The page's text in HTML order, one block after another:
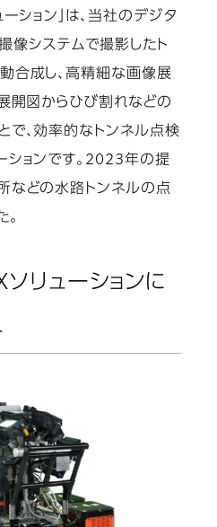
ーション」は、当社のデジタ
像システムで撮影したト
合成し、高精細な画像展
開図からひび割れなどの
で、効率的なトンネル点検
ションです。2023年の提
などの水路トンネルの点
リューションに